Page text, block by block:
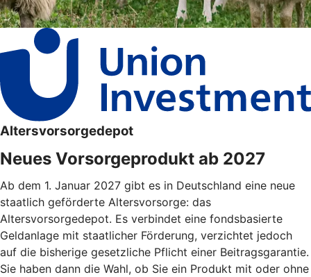
Altersvorsorgedepot
Neues Vorsorgeprodukt ab 2027
Ab dem 1. Januar 2027 gibt es in Deutschland eine neue
staatlich geförderte Altersvorsorge: das
Altersvorsorgedepot. Es verbindet eine fondsbasierte
Geldanlage mit staatlicher Förderung, verzichtet jedoch
auf die bisherige gesetzliche Pflicht einer Beitragsgarantie.
Sie haben dann die Wahl, ob Sie ein Produkt mit oder ohne